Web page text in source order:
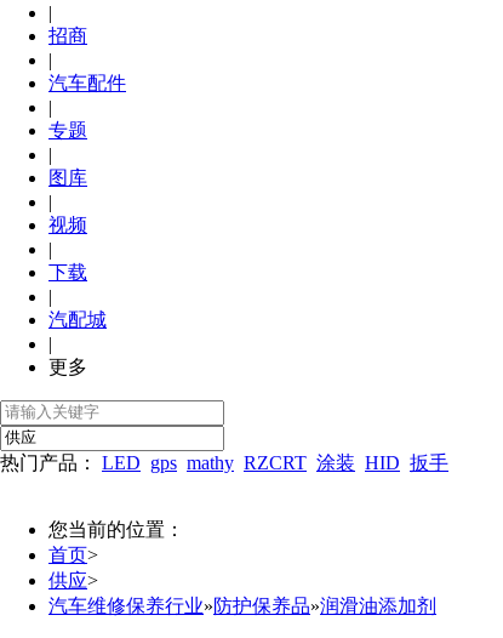
|
招商
|
汽车配件
|
专题
|
图库
|
视频
|
下载
|
汽配城
|
更多
热门产品： LED gps mathy RZCRT 涂装 HID 扳手
您当前的位置：
首页>
供应>
汽车维修保养行业»防护保养品»润滑油添加剂